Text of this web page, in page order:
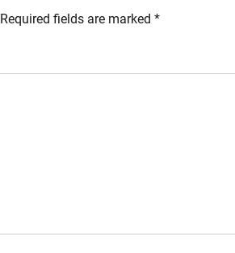
Required fields are marked *